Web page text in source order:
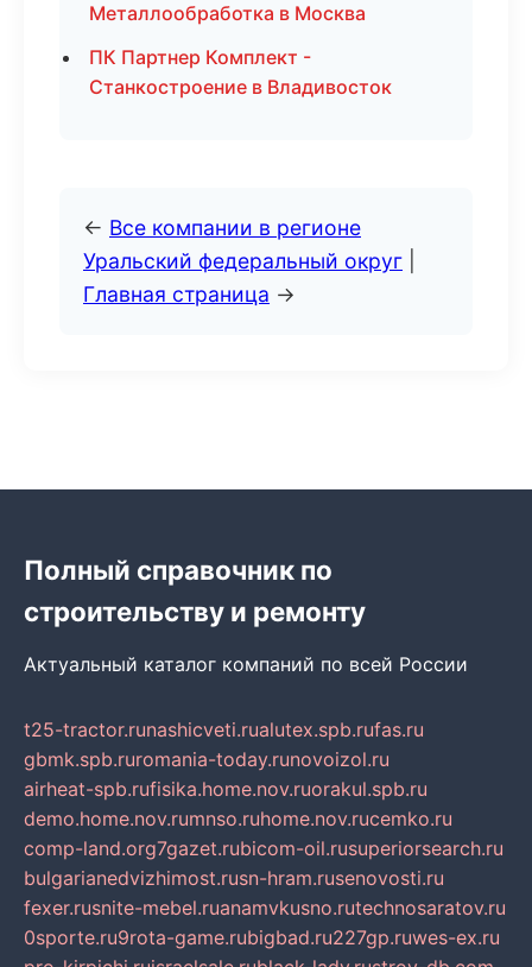
Металлообработка в Москва
ПК Партнер Комплект -
Станкостроение в Владивосток
← Все компании в регионе
Уральский федеральный округ
Главная страница →
Полный справочник по
строительству и ремонту
Актуальный каталог компаний по всей России
t25-tractor.runashicveti.rualutex.spb.rufas.ru
gbmk.spb.ruromania-today.runovoizol.ru
airheat-spb.rufisika.home.nov.ruorakul.spb.ru
demo.home.nov.rumnso.ruhome.nov.rucemko.ru
comp-land.org7gazet.rubicom-oil.rusuperiorsearch.ru
bulgarianedvizhimost.rusn-hram.rusenovosti.ru
fexer.rusnite-mebel.ruanamvkusno.rutechnosaratov.ru
0sporte.ru9rota-game.rubigbad.ru227gp.ruwes-ex.ru